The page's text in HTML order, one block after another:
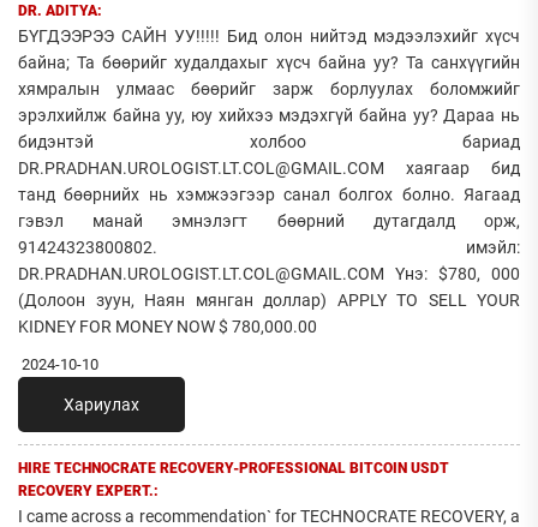
DR. ADITYA:
БҮГДЭЭРЭЭ САЙН УУ!!!!! Бид олон нийтэд мэдээлэхийг хүсч
байна; Та бөөрийг худалдахыг хүсч байна уу? Та санхүүгийн
хямралын улмаас бөөрийг зарж борлуулах боломжийг
эрэлхийлж байна уу, юу хийхээ мэдэхгүй байна уу? Дараа нь
бидэнтэй холбоо бариад
DR.PRADHAN.UROLOGIST.LT.COL@GMAIL.COM хаягаар бид
танд бөөрнийх нь хэмжээгээр санал болгох болно. Яагаад
гэвэл манай эмнэлэгт бөөрний дутагдалд орж,
91424323800802. имэйл:
DR.PRADHAN.UROLOGIST.LT.COL@GMAIL.COM Yнэ: $780, 000
(Долоон зуун, Наян мянган доллар) APPLY TO SELL YOUR
KIDNEY FOR MONEY NOW $ 780,000.00
2024-10-10
Хариулах
HIRE TECHNOCRATE RECOVERY-PROFESSIONAL BITCOIN USDT
RECOVERY EXPERT.:
I came across a recommendation` for TECHNOCRATE RECOVERY, a